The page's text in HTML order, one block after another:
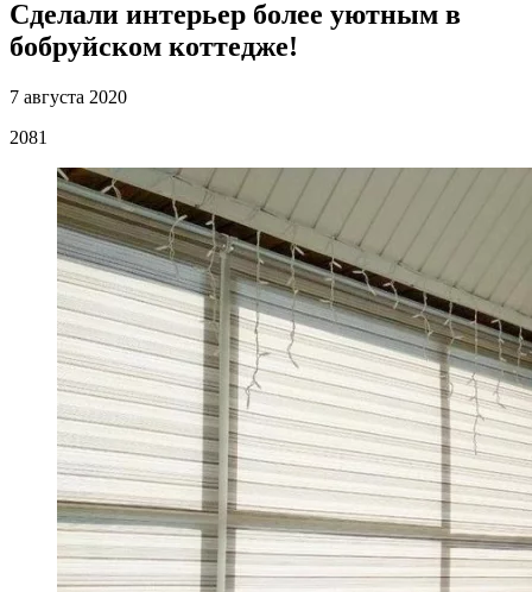
Сделали интерьер более уютным в
бобруйском коттедже!
7 августа 2020
2081